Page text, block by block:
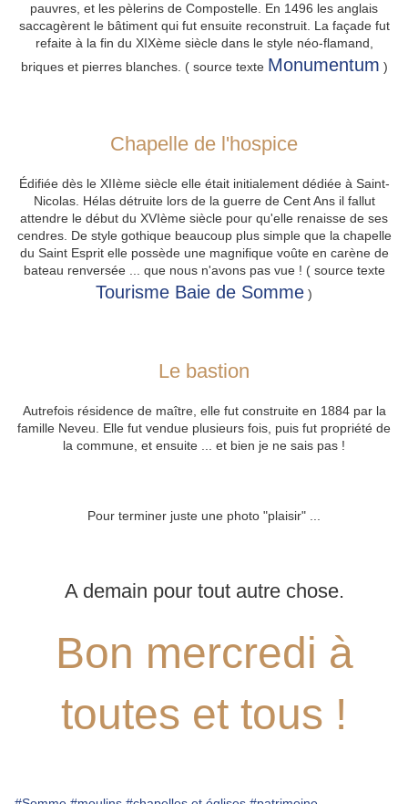
pauvres, et les pèlerins de Compostelle. En 1496 les anglais
saccagèrent le bâtiment qui fut ensuite reconstruit. La façade fut
refaite à la fin du XIXème siècle dans le style néo-flamand,
briques et pierres blanches. ( source texte Monumentum )
Chapelle de l'hospice
Édifiée dès le XIIème siècle elle était initialement dédiée à Saint-
Nicolas. Hélas détruite lors de la guerre de Cent Ans il fallut
attendre le début du XVIème siècle pour qu'elle renaisse de ses
cendres. De style gothique beaucoup plus simple que la chapelle
du Saint Esprit elle possède une magnifique voûte en carène de
bateau renversée ... que nous n'avons pas vue ! ( source texte
Tourisme Baie de Somme )
Le bastion
Autrefois résidence de maître, elle fut construite en 1884 par la
famille Neveu. Elle fut vendue plusieurs fois, puis fut propriété de
la commune, et ensuite ... et bien je ne sais pas !
Pour terminer juste une photo "plaisir" ...
A demain pour tout autre chose.
Bon mercredi à
toutes et tous !